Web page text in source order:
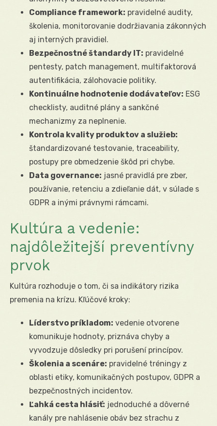
Compliance framework: pravidelné audity,
školenia, monitorovanie dodržiavania zákonných
aj interných pravidiel.
Bezpečnostné štandardy IT: pravidelné
pentesty, patch management, multifaktorová
autentifikácia, zálohovacie politiky.
Kontinuálne hodnotenie dodávateľov: ESG
checklisty, auditné plány a sankčné
mechanizmy za neplnenie.
Kontrola kvality produktov a služieb:
štandardizované testovanie, traceability,
postupy pre obmedzenie škôd pri chybe.
Data governance: jasné pravidlá pre zber,
používanie, retenciu a zdieľanie dát, v súlade s
GDPR a inými právnymi rámcami.
Kultúra a vedenie:
najdôležitejší preventívny
prvok
Kultúra rozhoduje o tom, či sa indikátory rizika
premenia na krízu. Kľúčové kroky:
Líderstvo príkladom: vedenie otvorene
komunikuje hodnoty, priznáva chyby a
vyvodzuje dôsledky pri porušení princípov.
Školenia a scenáre: pravidelné tréningy z
oblasti etiky, komunikačných postupov, GDPR a
bezpečnostných incidentov.
Ľahká cesta hlásiť: jednoduché a dôverné
kanály pre nahlásenie obáv bez strachu z